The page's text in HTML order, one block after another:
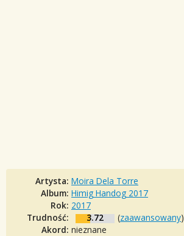
Artysta: Moira Dela Torre
Album: Himig Handog 2017
Rok: 2017
Trudność:
3.72 (zaawansowany)
Akord: nieznane